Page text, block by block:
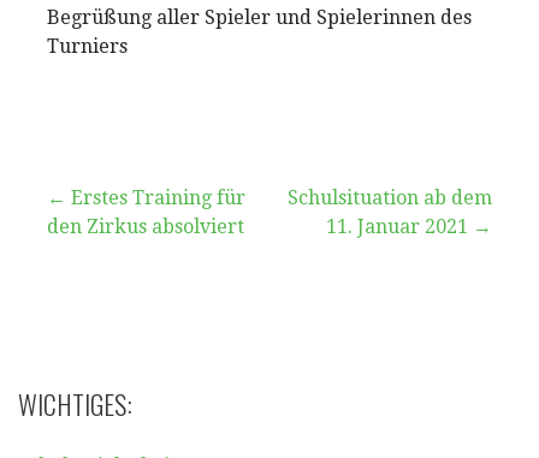
Begrüßung aller Spieler und Spielerinnen des
Turniers
Beitragsnavigation
← Erstes Training für
den Zirkus absolviert
Schulsituation ab dem
11. Januar 2021 →
WICHTIGES: